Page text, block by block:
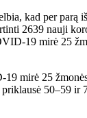
kad per parą
2639 nauji
19 mirė 25
19 mirė 25
50–59 ir